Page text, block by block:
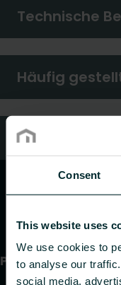
Consent
This website uses
We use cookies to
to analyse our
social media,
Technische
Häufig
Kundendienst
Produkte